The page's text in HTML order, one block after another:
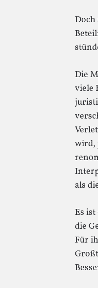
Die
viele
wird,
als
Es
die
Für